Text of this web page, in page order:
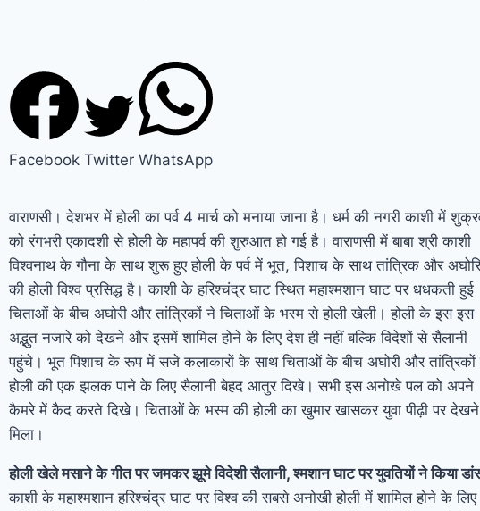
Facebook Twitter WhatsApp
वाराणसी। देशभर में होली का पर्व 4 मार्च को मनाया जाना है। धर्म की नगरी काशी में
को रंगभरी एकादशी से होली के महापर्व की शुरुआत हो गई है। वाराणसी में बाबा श्री काशी
विश्वनाथ के गौना के साथ शुरू हुए होली के पर्व में भूत, पिशाच के साथ तांत्रिक और
की होली विश्व प्रसिद्ध है। काशी के हरिश्चंद्र घाट स्थित महाश्मशान घाट पर धधकती हुई
चिताओं के बीच अघोरी और तांत्रिकों ने चिताओं के भस्म से होली खेली। होली के इस इस
अद्भुत नजारे को देखने और इसमें शामिल होने के लिए देश ही नहीं बल्कि विदेशों से सैलानी
पहुंचे। भूत पिशाच के रूप में सजे कलाकारों के साथ चिताओं के बीच अघोरी और तांत्रिकों
होली की एक झलक पाने के लिए सैलानी बेहद आतुर दिखे। सभी इस अनोखे पल को अपने
कैमरे में कैद करते दिखे। चिताओं के भस्म की होली का खुमार खासकर युवा पीढ़ी पर
मिला।
होली खेले मसाने के गीत पर जमकर झूमे विदेशी सैलानी, श्मशान घाट पर युवतियों ने किया
काशी के महाश्मशान हरिश्चंद्र घाट पर विश्व की सबसे अनोखी होली में शामिल होने के लिए